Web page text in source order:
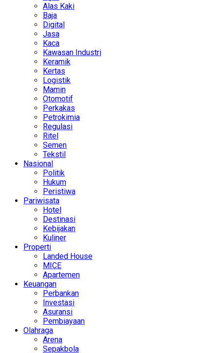
Alas Kaki
Baja
Digital
Jasa
Kaca
Kawasan Industri
Keramik
Kertas
Logistik
Mamin
Otomotif
Perkakas
Petrokimia
Regulasi
Ritel
Semen
Tekstil
Nasional
Politik
Hukum
Peristiwa
Pariwisata
Hotel
Destinasi
Kebijakan
Kuliner
Properti
Landed House
MICE
Apartemen
Keuangan
Perbankan
Investasi
Asuransi
Pembiayaan
Olahraga
Arena
Sepakbola